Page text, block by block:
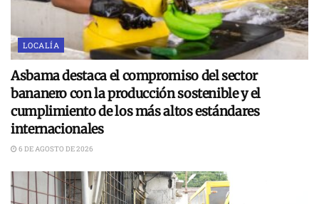
LOCALÍA
Asbama destaca el compromiso del sector
bananero con la producción sostenible y el
cumplimiento de los más altos estándares
internacionales
6 DE AGOSTO DE 2026